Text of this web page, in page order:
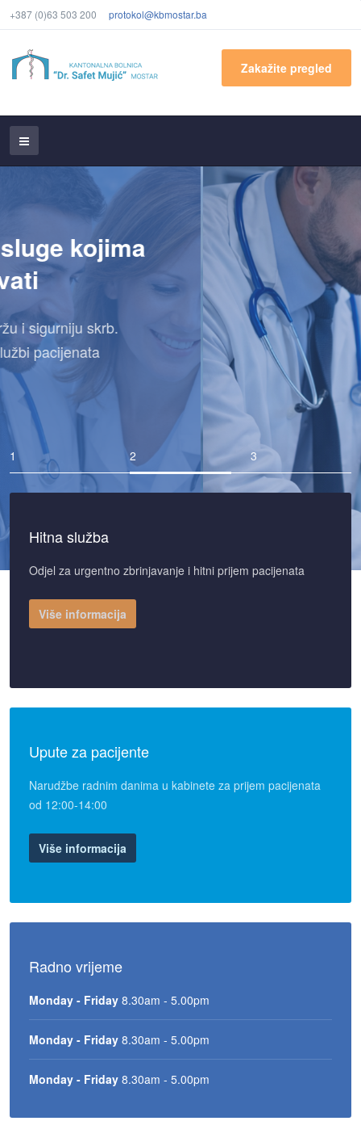
+387 (0)63 503 200 protokol@kbmostar.ba
Zakažite pregled
Vaša bolnica. Vaša sigurnost
Hitna služba
Odjel za urgentno zbrinjavanje i hitni prijem pacijenata
Više informacija
Upute za pacijente
Narudžbe radnim danima u kabinete za prijem pacijenata
od 12:00-14:00
Više informacija
Radno vrijeme
Monday - Friday 8.30am - 5.00pm
Monday - Friday 8.30am - 5.00pm
Monday - Friday 8.30am - 5.00pm